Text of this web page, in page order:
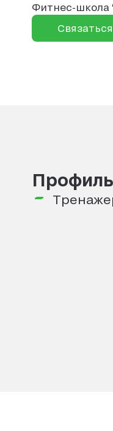
Фитнес-школа
Профиль